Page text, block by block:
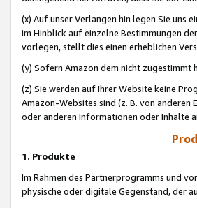
(x) Auf unser Verlangen hin legen Sie uns
im Hinblick auf einzelne Bestimmungen
vorlegen, stellt dies einen erheblichen
(y) Sofern Amazon dem nicht
(z) Sie werden auf Ihrer Website keine
Amazon-Websites sind (z. B. von
oder anderen Informationen oder Inhalte
1. Produkte
Im Rahmen des Partnerprogramms und
physische oder digitale Gegenstand, der